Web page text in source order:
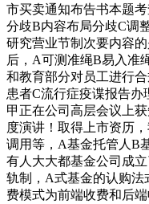
市买卖通知布告书本题
分歧B内容布局分歧C调
研究营业节制次要内容
后，A可测准绳B易入准
和教育部分对员工进行
患者C流行症疫谍报告
甲正在公司高层会议上
度演讲！取得上市资历
调用等，A基金托管人B
有人大大都基金公司成
轨制，A式基金的认购法
费模式为前端收费和后